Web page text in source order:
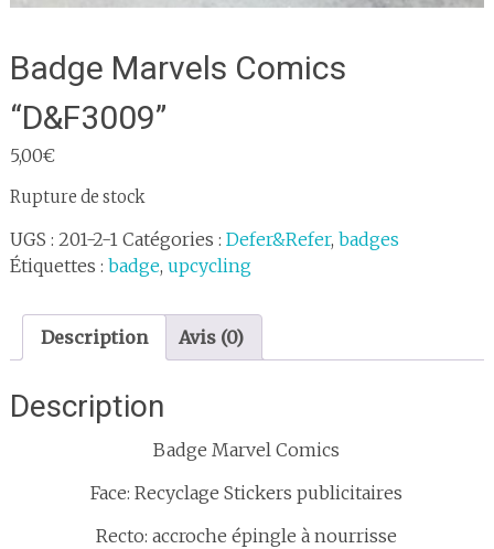
Badge Marvels Comics
“D&F3009”
5,00€
Rupture de stock
UGS : 201-2-1 Catégories : Defer&Refer, badges
Étiquettes : badge, upcycling
Description Avis (0)
Description
Badge Marvel Comics
Face: Recyclage Stickers publicitaires
Recto: accroche épingle à nourrisse